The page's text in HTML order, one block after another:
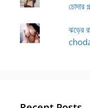
চোদার
ঝড়ের